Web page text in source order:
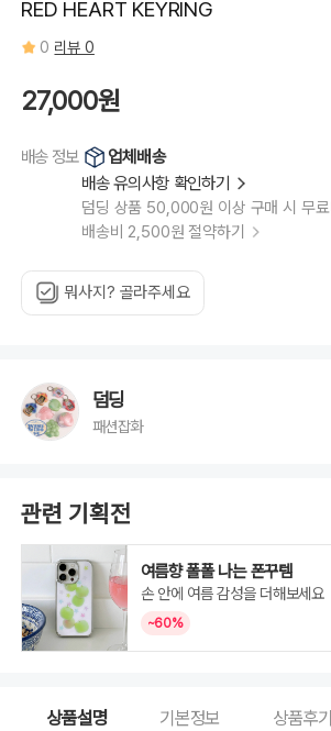
RED HEART KEYRING
0 리뷰 0
27,000원
배송 정보
업체배송
배송 유의사항 확인하기
덤딩 상품 50,000원 이상 구매 시 무
배송비 2,500원 절약하기
뭐사지? 골라주세요
덤딩
패션잡화
관련 기획전
여름향 폴폴 나는 폰꾸템
손 안에 여름 감성을 더해보세요
~60%
상품설명 기본정보 상품후기